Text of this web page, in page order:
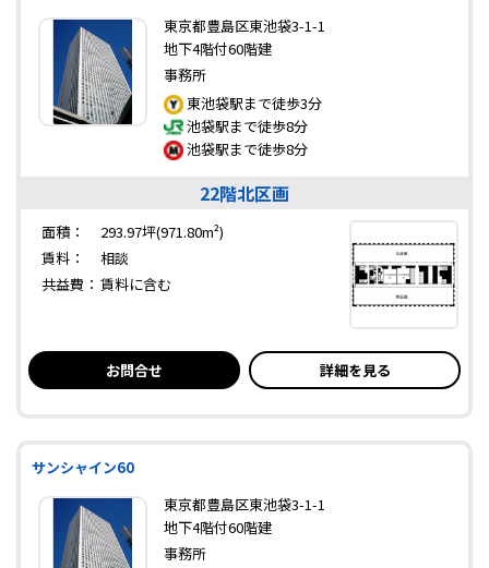
東京都豊島区東池袋3-1-1
地下4階付60階建
事務所
東池袋駅まで徒歩3分
池袋駅まで徒歩8分
池袋駅まで徒歩8分
22階北区画
面積：
293.97坪(971.80m²)
賃料：
相談
共益費： 賃料に含む
お問合せ 詳細を見る
サンシャイン60
東京都豊島区東池袋3-1-1
地下4階付60階建
事務所